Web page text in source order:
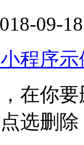
09-
程序
在你
选删